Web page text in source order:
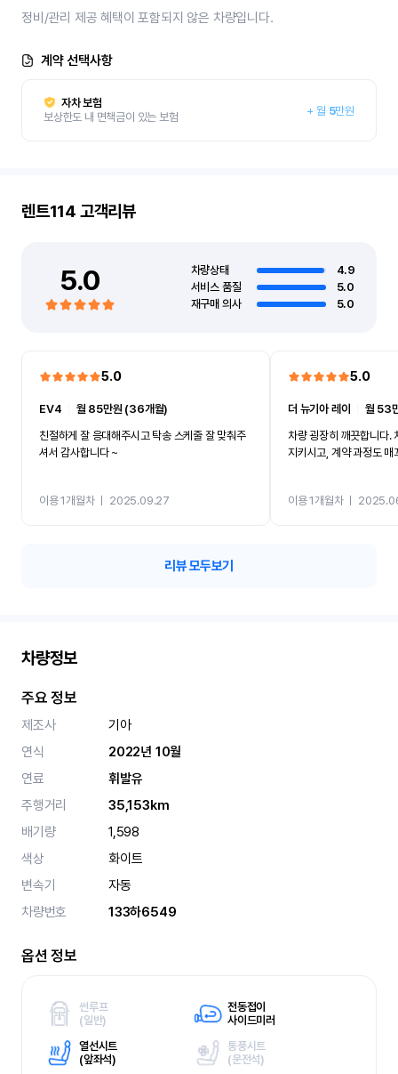
정비/관리 제공 혜택이 포함되지 않은 차량입니다.
계약 선택사항
자차 보험
보상한도 내 면책금이 있는 보험
+ 월 5만원
렌트114 고객리뷰
5.0 차량상태
4.9
서비스 품질
5.0
재구매 의사
5.0
5.0
EV4
월 85만원 (36개월)
친절하게 잘 응대해주시고 탁송 스케줄 잘 맞춰주
셔서 감사합니다 ~
이용 1개월차ㅣ 2025.09.27
5.0
더 뉴기아 레이
월 53
차량 굉장히 깨끗합니다.
지키시고, 계약 과정도 매
이용 1개월차ㅣ
리뷰 모두보기
차량정보
주요 정보
제조사
기아
연식
2022년 10월
연료
휘발유
주행거리
35,153km
배기량
1,598
색상
화이트
변속기
자동
차량번호
133하6549
옵션 정보
썬루프
(일반)
전동접이
사이드미러
열선시트
(앞좌석)
통풍시트
(운전석)